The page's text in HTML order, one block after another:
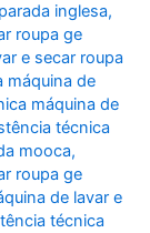
inglesa,
roupa ge
e secar roupa
máquina de
máquina de
técnica
mooca,
roupa ge
de lavar e
técnica